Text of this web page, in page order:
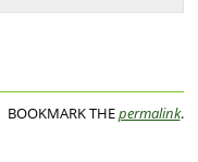
BOOKMARK THEpermalink.